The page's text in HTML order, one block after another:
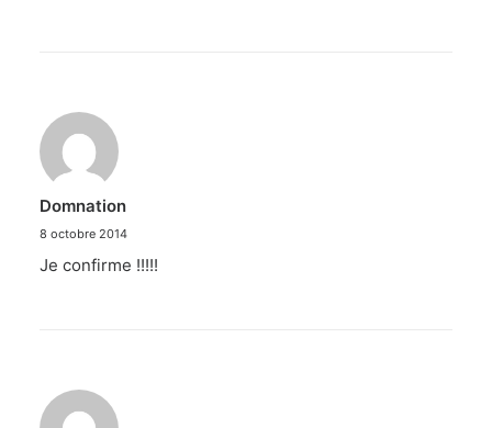
Domnation
8 octobre 2014
Je confirme !!!!!